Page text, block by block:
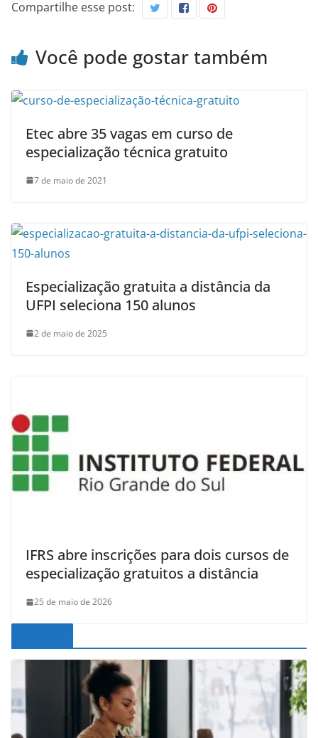
Compartilhe esse post:
Você pode gostar também
Etec abre 35 vagas em curso de
especialização técnica gratuito
7 de maio de 2021
Especialização gratuita a distância da
UFPI seleciona 150 alunos
2 de maio de 2025
IFRS abre inscrições para dois cursos de
especialização gratuitos a distância
25 de maio de 2026